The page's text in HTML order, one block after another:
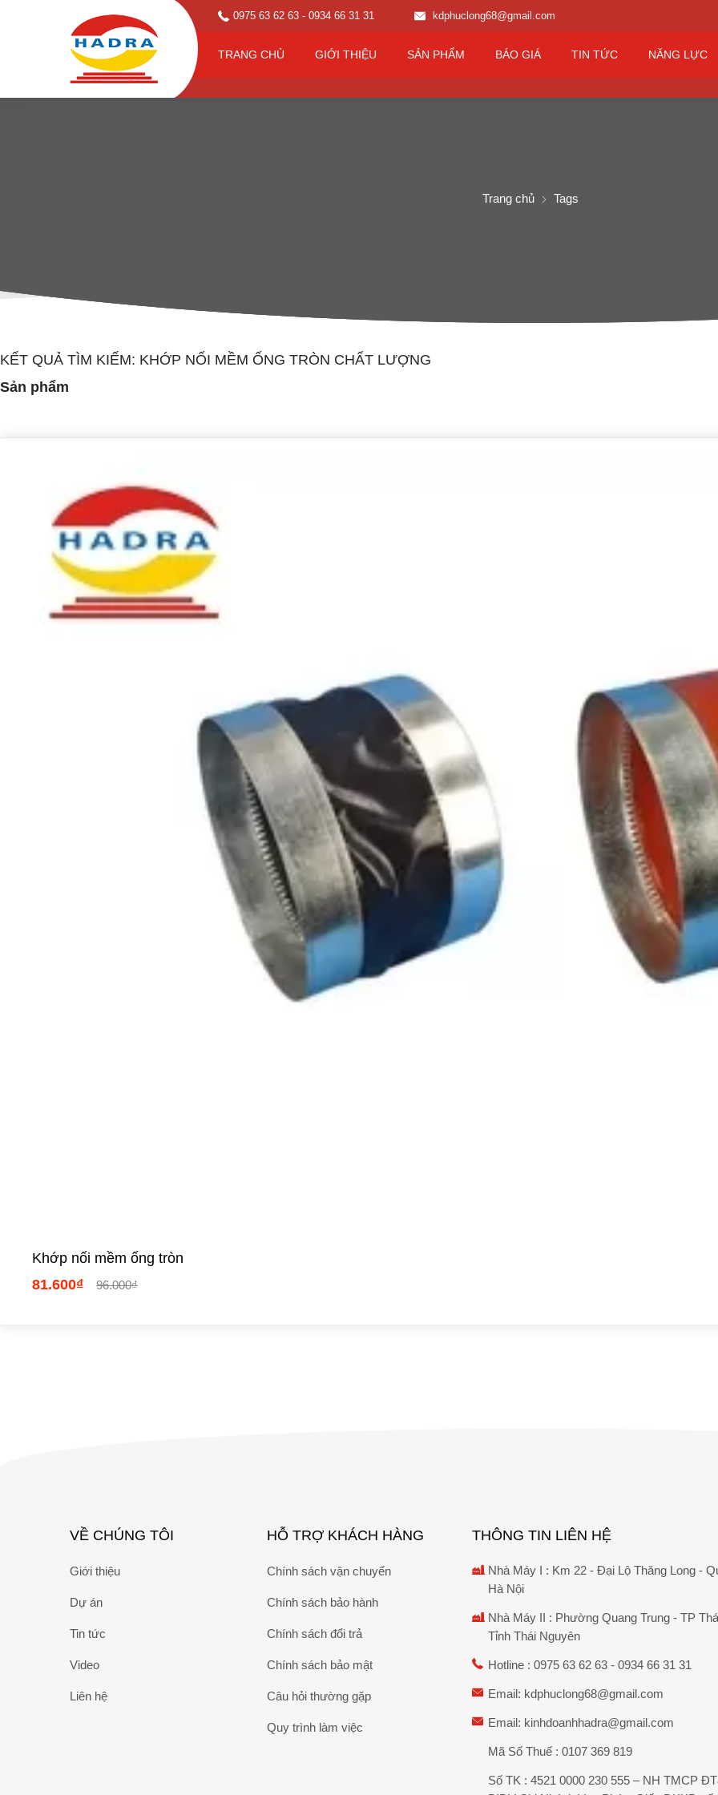
0975 63 62 63 - 0934 66 31 31 kdphuclong68@gmail.com
TRANG CHỦ GIỚI THIỆU SẢN PHẨM BÁO GIÁ TIN TỨC NĂNG LỰC
Trang chủ Tags
KẾT QUẢ TÌM KIẾM: KHỚP NỐI MỀM ỐNG TRÒN CHẤT LƯỢNG
Sản phẩm
Khớp nối mềm ống tròn
81.600₫
96.000₫
THÔNG TIN LIÊN HỆ
Nhà Máy I : Km 22 - Đại Lộ Thăng Long -
Hà Nội
Nhà Máy II : Phường Quang Trung - TP
Tỉnh Thái Nguyên
Hotline :0975 63 62 63 - 0934 66 31 31
Email: kdphuclong68@gmail.com
Email: kinhdoanhhadra@gmail.com
Mã Số Thuế : 0107 369 819
Số TK : 4521 0000 230 555 – NH TMCP
VỀ CHÚNG TÔI
Giới thiệu
Dự án
Tin tức
Video
Liên hệ
HỖ TRỢ KHÁCH HÀNG
Chính sách vận chuyển
Chính sách bảo hành
Chính sách đổi trả
Chính sách bảo mật
Câu hỏi thường gặp
Quy trình làm việc